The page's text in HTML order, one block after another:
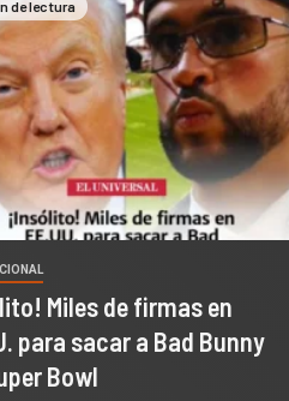
de lectura
Miles de firmas en
para sacar a Bad Bunny
Bowl